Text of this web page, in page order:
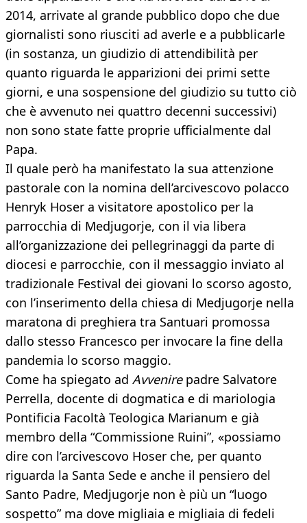
2014, arrivate al grande pubblico dopo che due
giornalisti sono riusciti ad averle e a pubblicarle
(in sostanza, un giudizio di attendibilità per
quanto riguarda le apparizioni dei primi sette
giorni, e una sospensione del giudizio su tutto ciò
che è avvenuto nei quattro decenni successivi)
non sono state fatte proprie ufficialmente dal
Papa.
Il quale però ha manifestato la sua attenzione
pastorale con la nomina dell’arcivescovo polacco
Henryk Hoser a visitatore apostolico per la
parrocchia di Medjugorje, con il via libera
all’organizzazione dei pellegrinaggi da parte di
diocesi e parrocchie, con il messaggio inviato al
tradizionale Festival dei giovani lo scorso agosto,
con l’inserimento della chiesa di Medjugorje nella
maratona di preghiera tra Santuari promossa
dallo stesso Francesco per invocare la fine della
pandemia lo scorso maggio.
Come ha spiegato ad Avvenirepadre Salvatore
Perrella, docente di dogmatica e di mariologia
Pontificia Facoltà Teologica Marianum e già
membro della “Commissione Ruini”, «possiamo
dire con l’arcivescovo Hoser che, per quanto
riguarda la Santa Sede e anche il pensiero del
Santo Padre, Medjugorje non è più un “luogo
sospetto” ma dove migliaia e migliaia di fedeli